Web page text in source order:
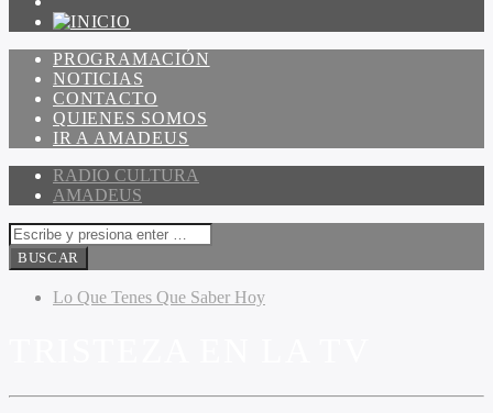
PROGRAMACIÓN
NOTICIAS
CONTACTO
QUIENES SOMOS
IR A AMADEUS
RADIO CULTURA
AMADEUS
Lo Que Tenes Que Saber Hoy